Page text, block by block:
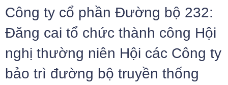
Công ty cổ phần Đường bộ 232:
Đăng cai tổ chức thành công Hội
nghị thường niên Hội các Công ty
bảo trì đường bộ truyền thống